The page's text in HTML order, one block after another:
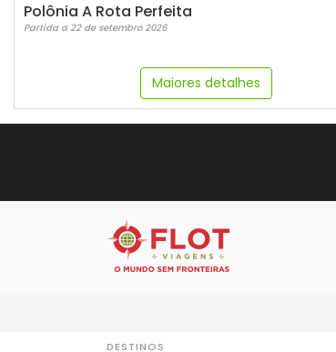
Polônia A Rota Perfeita
Partida a 22 de setembro 2026
Maiores detalhes
DESTINOS